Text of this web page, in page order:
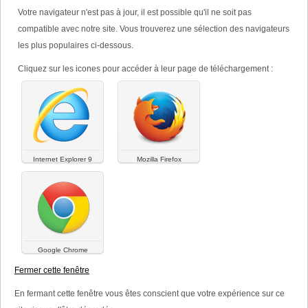
Moyen-Orient
Pakistan,
Yémen,
Arabie Saoudite,
Afrique du nord :
Algérie,
Tunisie,
Afrique subsaharienne :
Côte d'Ivoire,
Togo,
Bénin,
Burkina Faso,
Cameroun,
Votre navigateur n'est pas à jour, il est possible qu'il ne soit pas
compatible avec notre site. Vous trouverez une sélection des navigateurs
les plus populaires ci-dessous.
Cliquez sur les icones pour accéder à leur page de téléchargement :
Internet Explorer 9 Mozilla Firefox
Google Chrome
Fermer cette fenêtre
En fermant cette fenêtre vous êtes conscient que votre expérience sur ce